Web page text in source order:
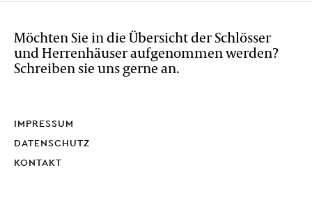
Möchten Sie in die Übersicht der Schlösser
und Herrenhäuser aufgenommen werden?
Schreiben sie uns gerne an.
IMPRESSUM
DATENSCHUTZ
KONTAKT